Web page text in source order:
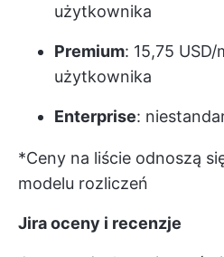
użytkownika
Premium: 15,75 USD/
użytkownika
Enterprise:
*Ceny na liście odnoszą
modelu rozliczeń
Jira oceny i recenzje